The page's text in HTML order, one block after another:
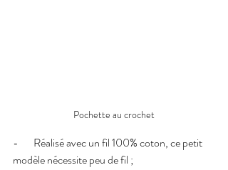
Pochette au crochet
-       Réalisé avec un fil 100% coton, ce petit
modèle nécessite peu de fil ;